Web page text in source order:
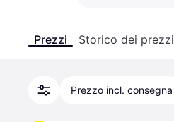
Prezzi Storico dei prezzi
Prezzo incl. consegna